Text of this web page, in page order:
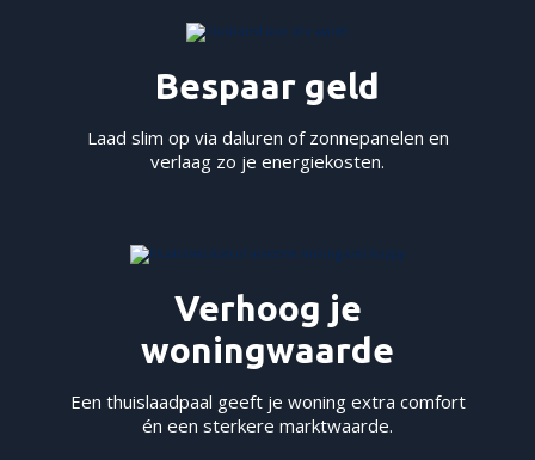
Bespaar geld
Laad slim op via daluren of zonnepanelen en
verlaag zo je energiekosten.
Verhoog je
woningwaarde
Een thuislaadpaal geeft je woning extra comfort
én een sterkere marktwaarde.